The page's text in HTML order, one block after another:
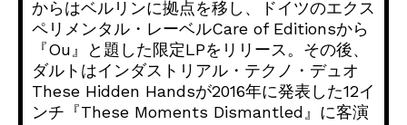
からはベルリンに拠点を移し、
ドイツのエクス
ペリメンタル・レーベルCare of Editionsから
『Ou』と題した限定LPをリリース。 その後、
ダルトはインダストリアル・テクノ・デュオ
These Hidden Handsが2016年に発表した12イ
ンチ『These Moments Dismantled』に客演